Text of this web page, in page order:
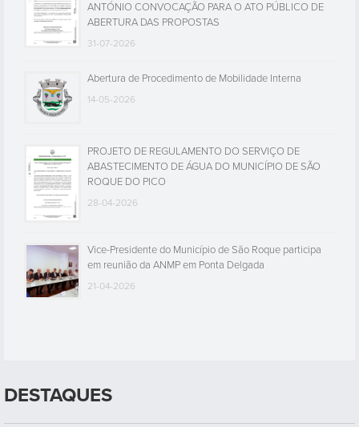
ANTÓNIO CONVOCAÇÃO PARA O ATO PÚBLICO DE
ABERTURA DAS PROPOSTAS
31-07-2026
Abertura de Procedimento de Mobilidade Interna
14-05-2026
PROJETO DE REGULAMENTO DO SERVIÇO DE
ABASTECIMENTO DE ÁGUA DO MUNICÍPIO DE SÃO
ROQUE DO PICO
28-04-2026
Vice-Presidente do Município de São Roque participa
em reunião da ANMP em Ponta Delgada
21-04-2026
DESTAQUES